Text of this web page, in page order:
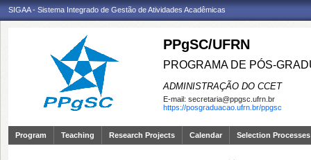
SIGAA - Sistema Integrado de Gestão de Atividades Acadêmicas
PPgSC/UFRN
PROGRAMA DE PÓS-
ADMINISTRAÇÃO DO CCET
E-mail: secretaria@ppgsc.ufrn.br
https://posgraduacao.ufrn.br/ppgsc
Program Teaching Research Projects Calendar Selection Processes